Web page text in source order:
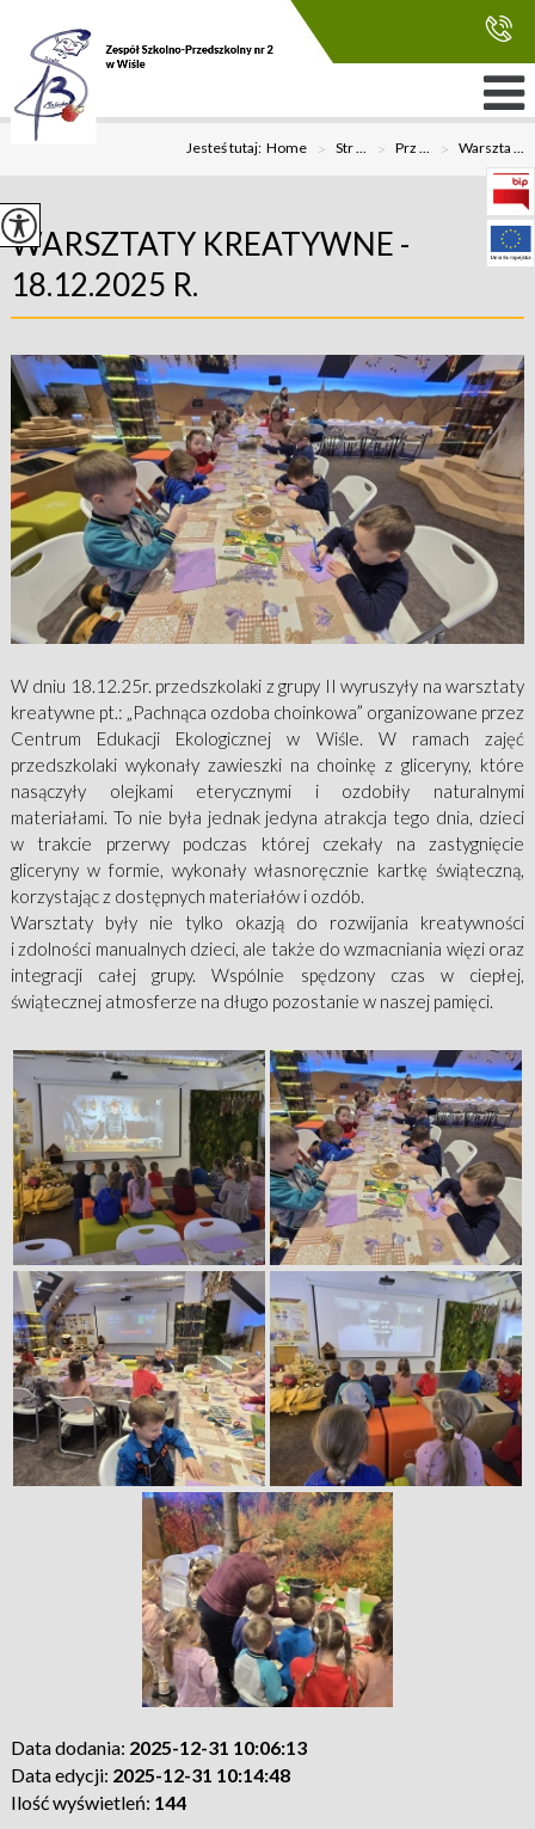
Jesteś tutaj:Home > Str ... > Prz ... > Warszta ...
WARSZTATY KREATYWNE -
18.12.2025 R.
W dniu 18.12.25r. przedszkolaki z grupy II wyruszyły na warsztaty
kreatywne pt.: „Pachnąca ozdoba choinkowa” organizowane przez
Centrum Edukacji Ekologicznej w Wiśle. W ramach zajęć
przedszkolaki wykonały zawieszki na choinkę z gliceryny, które
nasączyły olejkami eterycznymi i ozdobiły naturalnymi
materiałami. To nie była jednak jedyna atrakcja tego dnia, dzieci
w trakcie przerwy podczas której czekały na zastygnięcie
gliceryny w formie, wykonały własnoręcznie kartkę świąteczną,
korzystając z dostępnych materiałów i ozdób.
Warsztaty były nie tylko okazją do rozwijania kreatywności
i zdolności manualnych dzieci, ale także do wzmacniania więzi oraz
integracji całej grupy. Wspólnie spędzony czas w ciepłej,
świątecznej atmosferze na długo pozostanie w naszej pamięci.
Data dodania: 2025-12-31 10:06:13
Data edycji: 2025-12-31 10:14:48
Ilość wyświetleń: 144